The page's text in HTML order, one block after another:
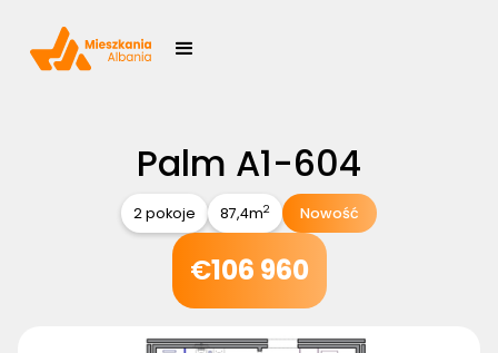
Palm A1-604
2 pokoje 87,4m2 Nowość
€106 960